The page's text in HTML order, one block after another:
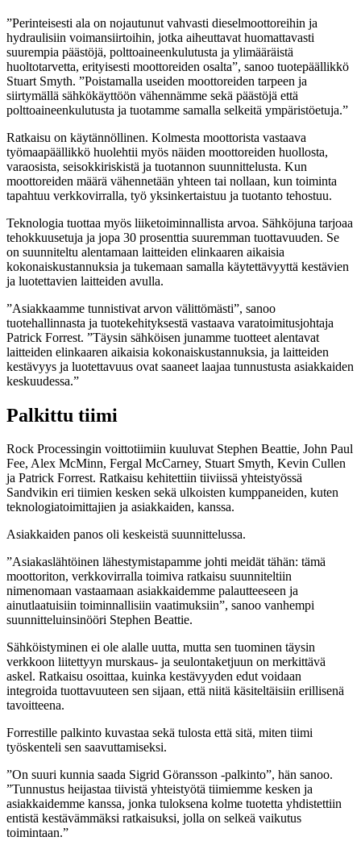
”Perinteisesti ala on nojautunut vahvasti dieselmoottoreihin ja
hydraulisiin voimansiirtoihin, jotka aiheuttavat huomattavasti
suurempia päästöjä, polttoaineenkulutusta ja ylimääräistä
huoltotarvetta, erityisesti moottoreiden osalta”, sanoo tuotepäällikkö
Stuart Smyth. ”Poistamalla useiden moottoreiden tarpeen ja
siirtymällä sähkökäyttöön vähennämme sekä päästöjä että
polttoaineenkulutusta ja tuotamme samalla selkeitä ympäristöetuja.”
Ratkaisu on käytännöllinen. Kolmesta moottorista vastaava
työmaapäällikkö huolehtii myös näiden moottoreiden huollosta,
varaosista, seisokkiriskistä ja tuotannon suunnittelusta. Kun
moottoreiden määrä vähennetään yhteen tai nollaan, kun toiminta
tapahtuu verkkovirralla, työ yksinkertaistuu ja tuotanto tehostuu.
Teknologia tuottaa myös liiketoiminnallista arvoa. Sähköjuna tarjoaa
tehokkuusetuja ja jopa 30 prosenttia suuremman tuottavuuden. Se
on suunniteltu alentamaan laitteiden elinkaaren aikaisia
kokonaiskustannuksia ja tukemaan samalla käytettävyyttä kestävien
ja luotettavien laitteiden avulla.
”Asiakkaamme tunnistivat arvon välittömästi”, sanoo
tuotehallinnasta ja tuotekehityksestä vastaava varatoimitusjohtaja
Patrick Forrest. ”Täysin sähköisen junamme tuotteet alentavat
laitteiden elinkaaren aikaisia kokonaiskustannuksia, ja laitteiden
kestävyys ja luotettavuus ovat saaneet laajaa tunnustusta asiakkaiden
keskuudessa.”
Palkittu tiimi
Rock Processingin voittotiimiin kuuluvat Stephen Beattie, John Paul
Fee, Alex McMinn, Fergal McCarney, Stuart Smyth, Kevin Cullen
ja Patrick Forrest. Ratkaisu kehitettiin tiiviissä yhteistyössä
Sandvikin eri tiimien kesken sekä ulkoisten kumppaneiden, kuten
teknologiatoimittajien ja asiakkaiden, kanssa.
Asiakkaiden panos oli keskeistä suunnittelussa.
”Asiakaslähtöinen lähestymistapamme johti meidät tähän: tämä
moottoriton, verkkovirralla toimiva ratkaisu suunniteltiin
nimenomaan vastaamaan asiakkaidemme palautteeseen ja
ainutlaatuisiin toiminnallisiin vaatimuksiin”, sanoo vanhempi
suunnitteluinsinööri Stephen Beattie.
Sähköistyminen ei ole alalle uutta, mutta sen tuominen täysin
verkkoon liitettyyn murskaus- ja seulontaketjuun on merkittävä
askel. Ratkaisu osoittaa, kuinka kestävyyden edut voidaan
integroida tuottavuuteen sen sijaan, että niitä käsiteltäisiin erillisenä
tavoitteena.
Forrestille palkinto kuvastaa sekä tulosta että sitä, miten tiimi
työskenteli sen saavuttamiseksi.
”On suuri kunnia saada Sigrid Göransson -palkinto”, hän sanoo.
”Tunnustus heijastaa tiivistä yhteistyötä tiimiemme kesken ja
asiakkaidemme kanssa, jonka tuloksena kolme tuotetta yhdistettiin
entistä kestävämmäksi ratkaisuksi, jolla on selkeä vaikutus
toimintaan.”